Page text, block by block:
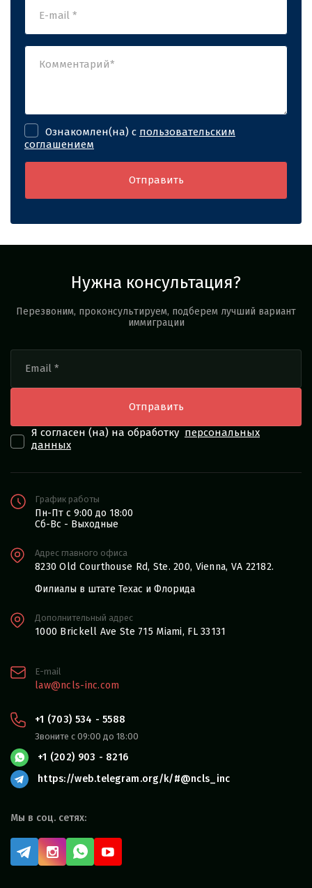
Ознакомлен(на) с пользовательским
соглашением
Нужна консультация?
Перезвоним, проконсультируем, подберем лучший вариант
иммиграции
Я согласен (на) на обработку персональных
данных
Мы в соц. сетях:
График работы
Пн-Пт с 9:00 до 18:00
Сб-Вс - Выходные
Адрес главного офиса
8230 Old Courthouse Rd, Ste. 200, Vienna, VA 22182.
Филиалы в штате Техас и Флорида
Дополнительный адрес
1000 Brickell Ave Ste 715 Miami, FL 33131
E-mail
law@ncls-inc.com
+1 (703) 534 - 5588
Звоните с 09:00 до 18:00
+1 (202) 903 - 8216
https://web.telegram.org/k/#@ncls_inc